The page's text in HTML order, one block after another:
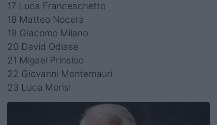
17 Luca Franceschetto
18 Matteo Nocera
19 Giacomo Milano
20 David Odiase
21 Migael Prinsloo
22 Giovanni Montemauri
23 Luca Morisi